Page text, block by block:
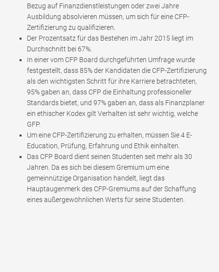
Bezug auf Finanzdienstleistungen oder zwei Jahre
Ausbildung absolvieren müssen, um sich für eine CFP-
Zertifizierung zu qualifizieren.
Der Prozentsatz für das Bestehen im Jahr 2015 liegt im
Durchschnitt bei 67%.
In einer vom CFP Board durchgeführten Umfrage wurde
festgestellt, dass 85% der Kandidaten die CFP-Zertifizierung
als den wichtigsten Schritt für ihre Karriere betrachteten,
95% gaben an, dass CFP die Einhaltung professioneller
Standards bietet, und 97% gaben an, dass als Finanzplaner
ein ethischer Kodex gilt Verhalten ist sehr wichtig, welche
GFP.
Um eine CFP-Zertifizierung zu erhalten, müssen Sie 4 E-
Education, Prüfung, Erfahrung und Ethik einhalten.
Das CFP Board dient seinen Studenten seit mehr als 30
Jahren. Da es sich bei diesem Gremium um eine
gemeinnützige Organisation handelt, liegt das
Hauptaugenmerk des CFP-Gremiums auf der Schaffung
eines außergewöhnlichen Werts für seine Studenten.